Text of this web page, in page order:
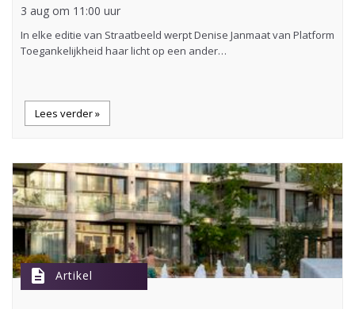
3 aug om 11:00 uur
In elke editie van Straatbeeld werpt Denise Janmaat van Platform
Toegankelijkheid haar licht op een ander…
Lees verder »
description Artikel